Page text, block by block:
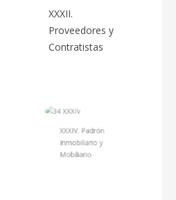
XXXII.
Proveedores y
Contratistas
XXXIV. Padrón
Inmobiliario y
Mobiliario